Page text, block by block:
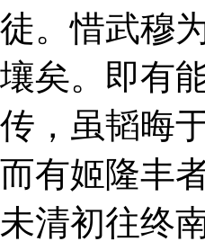
徒。惜武穆
壤矣。即有
传，虽韬晦
而有姬隆丰
未清初往终